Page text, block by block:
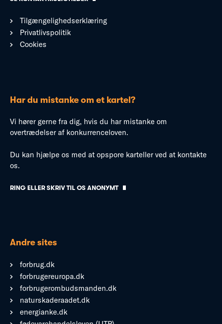
Tilgængelighedserklæring
Privatlivspolitik
Cookies
Har du mistanke om et kartel?
Vi hører gerne fra dig, hvis du har mistanke om
overtrædelser af konkurrenceloven.
Du kan hjælpe os med at opspore karteller ved at kontakte
os.
RING ELLER SKRIV TIL OS ANONYMT
Andre sites
forbrug.dk
forbrugereuropa.dk
forbrugerombudsmanden.dk
naturskaderaadet.dk
energianke.dk